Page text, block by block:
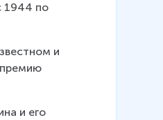
1944 по
и
премию
и его